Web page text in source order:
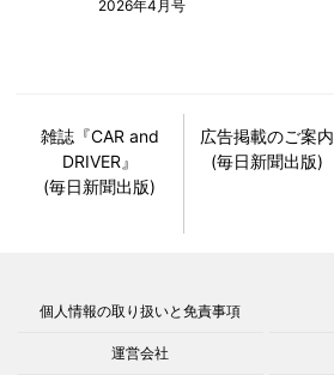
2026年4月号
雑誌『CAR and
DRIVER』
(毎日新聞出版)
広告掲載のご案内
(毎日新聞出版)
個人情報の取り扱いと免責事項
運営会社